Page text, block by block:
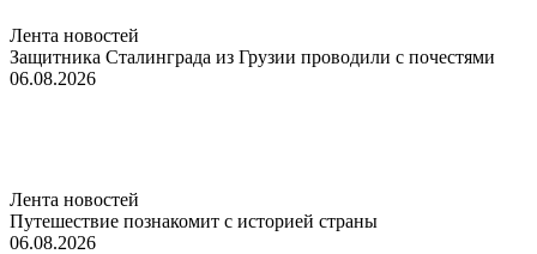
Лента новостей
Защитника Сталинграда из Грузии проводили с почестями
06.08.2026
Лента новостей
Путешествие познакомит с историей страны
06.08.2026